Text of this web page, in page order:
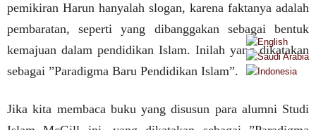
pemikiran Harun hanyalah slogan, karena faktanya adalah
pembaratan, seperti yang dibanggakan sebagai bentuk
kemajuan dalam pendidikan Islam. Inilah yang dikatakan
sebagai ”Paradigma Baru Pendidikan Islam”.
Jika kita membaca buku yang disusun para alumni Studi